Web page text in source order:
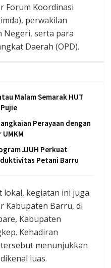
Forum Koordinasi
perwakilan
Negeri, serta para
Daerah (OPD).
Malam Semarak HUT
Perayaan dengan
JJUH Perkuat
Petani Barru
lokal, kegiatan ini juga
Kabupaten Barru, di
Kabupaten
Kehadiran
menunjukkan
luas.